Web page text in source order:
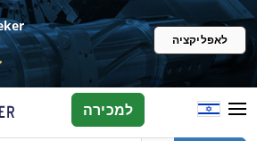
לאפליקציה
למכירה